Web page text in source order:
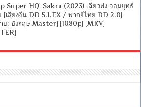
Super HQ] Sakra (2023) เฉียวฟง จอมยุทธ์
[เสียงจีน DD 5.1.EX / พากย์ไทย DD 2.0]
ย: อังกฤษ Master] [1080p] [MKV]